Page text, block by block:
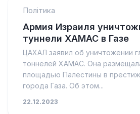
Політика
Армия Израиля
туннели ХАМАС в Газе
ЦАХАЛ заявил об уничтожении
тоннелей ХАМАС. Она
площадью Палестины в
города Газа. Об этом...
22.12.2023